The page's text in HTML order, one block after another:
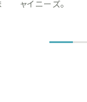
ャイニーズ。